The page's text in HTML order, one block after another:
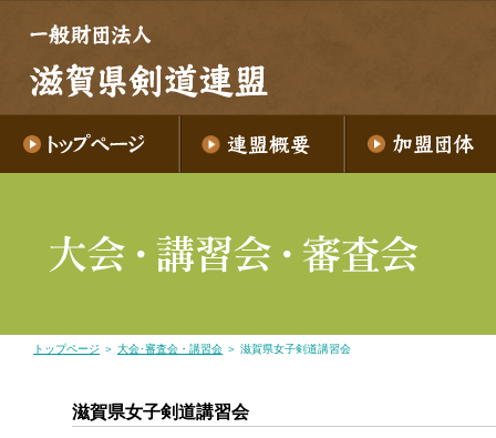
トップページ ＞ 大会･審査会・講習会 ＞ 滋賀県女子剣道講習会
滋賀県女子剣道講習会